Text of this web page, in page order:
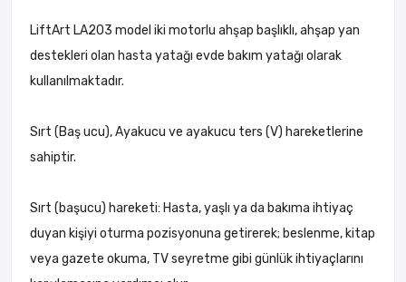
LiftArt LA203 model iki motorlu ahşap başlıklı, ahşap yan
destekleri olan hasta yatağı evde bakım yatağı olarak
kullanılmaktadır.
Sırt (Baş ucu), Ayakucu ve ayakucu ters (V) hareketlerine
sahiptir.
Sırt (başucu) hareketi: Hasta, yaşlı ya da bakıma ihtiyaç
duyan kişiyi oturma pozisyonuna getirerek; beslenme, kitap
veya gazete okuma, TV seyretme gibi günlük ihtiyaçlarını